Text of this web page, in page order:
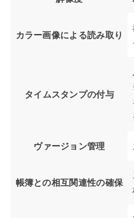
カラー画像による読み取り
タイムスタンプの付与
ヴァージョン管理
帳簿との相互関連性の確保